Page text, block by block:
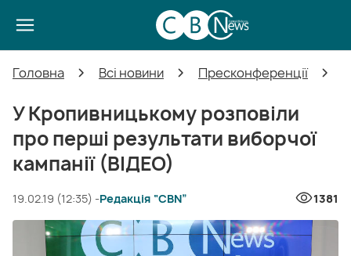
Головна Всі новини Пресконференції
У Кропивницькому розповіли
про перші результати виборчої
кампанії (ВІДЕО)
19.02.19 (12:35) -Редакція “CBN” 1381